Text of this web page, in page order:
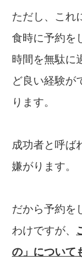
ただし、これ
食時に予約を
時間を無駄に
ど良い経験が
ります。
成功者と呼ば
嫌がります。
だから予約を
わけですが、
の」について